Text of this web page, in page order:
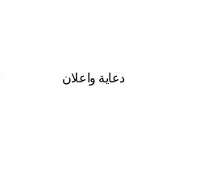
دعاية واعلان